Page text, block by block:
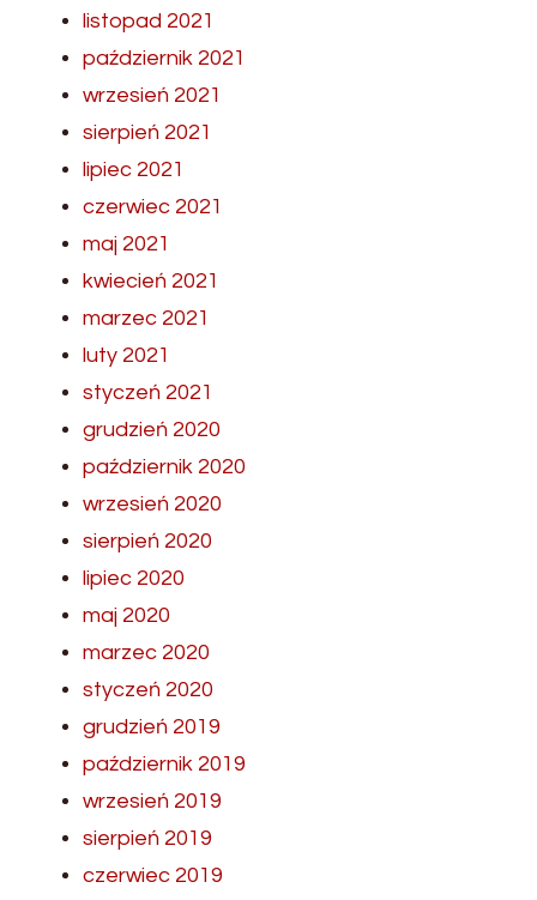
listopad 2021
październik 2021
wrzesień 2021
sierpień 2021
lipiec 2021
czerwiec 2021
maj 2021
kwiecień 2021
marzec 2021
luty 2021
styczeń 2021
grudzień 2020
październik 2020
wrzesień 2020
sierpień 2020
lipiec 2020
maj 2020
marzec 2020
styczeń 2020
grudzień 2019
październik 2019
wrzesień 2019
sierpień 2019
czerwiec 2019